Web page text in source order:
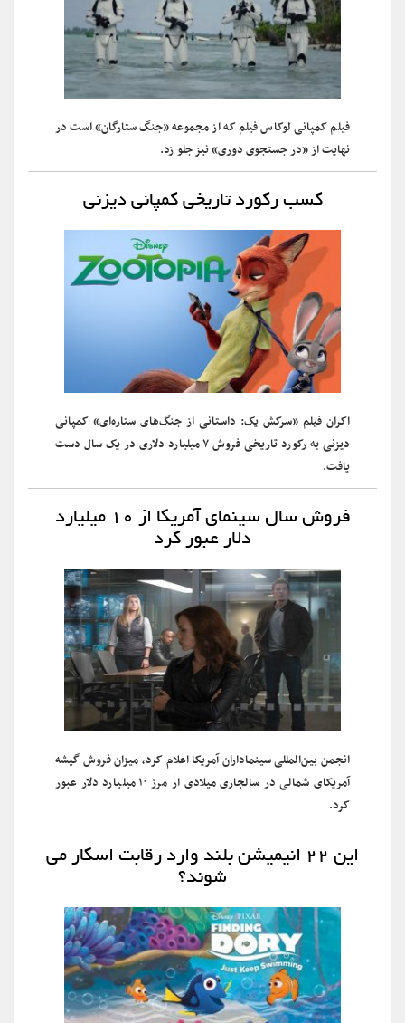
فیلم کمپانی لوکاس فیلم که از مجموعه «جنگ ستارگان» است در
نهایت از «در جستجوی دوری» نیز جلو زد.
کسب رکورد تاریخی کمپانی دیزنی
اکران فیلم «سرکش یک: داستانی از جنگ‌های ستاره‌ای» کمپانی
دیزنی به رکورد تاریخی فروش ۷ میلیارد دلاری در یک سال دست
یافت.
فروش سال سینمای آمریکا از ۱۰ میلیارد
دلار عبور کرد
انجمن بین‌المللی سینماداران آمریکا اعلام کرد، میزان فروش گیشه
آمریکای شمالی در سالجاری میلادی ار مرز ۱۰ میلیارد دلار عبور
کرد.
این ۲۲ انیمیشن بلند وارد رقابت اسکار می
شوند؟